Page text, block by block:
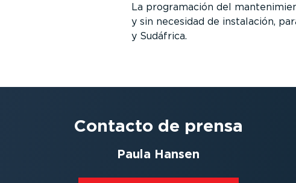
La programación del
y sin necesidad de instalación,
y Sudáfrica.
Contacto de prensa
Paula Hansen